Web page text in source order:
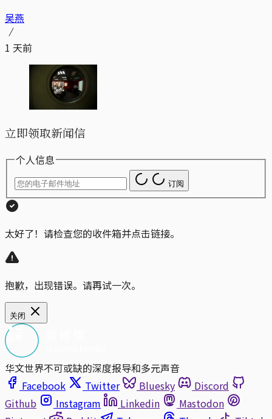
吴燕
1 天前
立即领取新闻信
个人信息
订阅
太好了！请检查您的收件箱并点击链接。
抱歉，出现错误。请再试一次。
关闭
华文世界不可或缺的深度报导和多元声音
Facebook
Twitter Bluesky
Discord
Github
Instagram Linkedin
Mastodon